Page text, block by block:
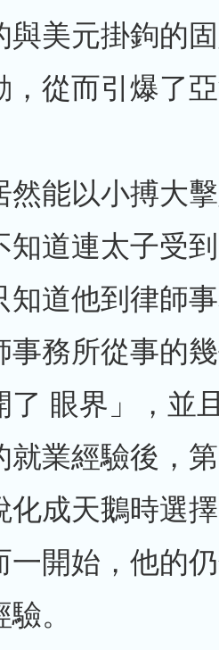
與美元掛鉤的
，從而引爆了
然能以小搏大
知道連太子受
知道他到律師
事務所從事的
了 眼界」，並
就業經驗後，
化成天鵝時選
一開始，他的
。